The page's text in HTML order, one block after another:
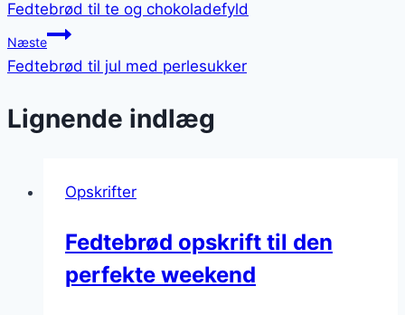
Fedtebrød til te og chokoladefyld
Næste
Fedtebrød til jul med perlesukker
Lignende indlæg
Opskrifter
Fedtebrød opskrift til den
perfekte weekend